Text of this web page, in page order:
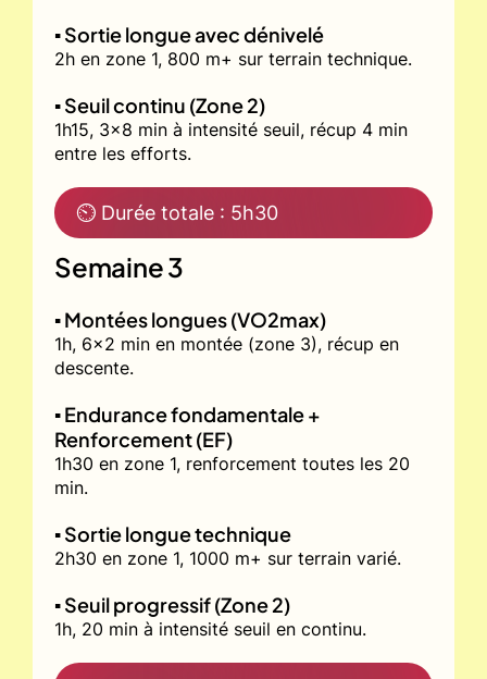
▪️ Sortie longue avec dénivelé
2h en zone 1, 800 m+ sur terrain technique.
▪️ Seuil continu (Zone 2)
1h15, 3x8 min à intensité seuil, récup 4 min
entre les efforts.
⏲ Durée totale : 5h30
Semaine 3
▪️ Montées longues (VO2max)
1h, 6x2 min en montée (zone 3), récup en
descente.
▪️ Endurance fondamentale +
Renforcement (EF)
1h30 en zone 1, renforcement toutes les 20
min.
▪️ Sortie longue technique
2h30 en zone 1, 1000 m+ sur terrain varié.
▪️ Seuil progressif (Zone 2)
1h, 20 min à intensité seuil en continu.